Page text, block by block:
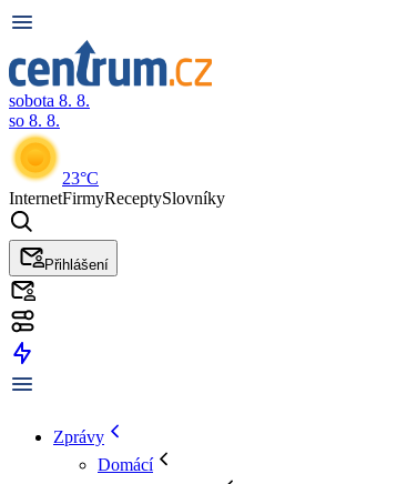
sobota 8. 8.
so 8. 8.
23°C
InternetFirmyReceptySlovníky
Přihlášení
Zprávy
Domácí